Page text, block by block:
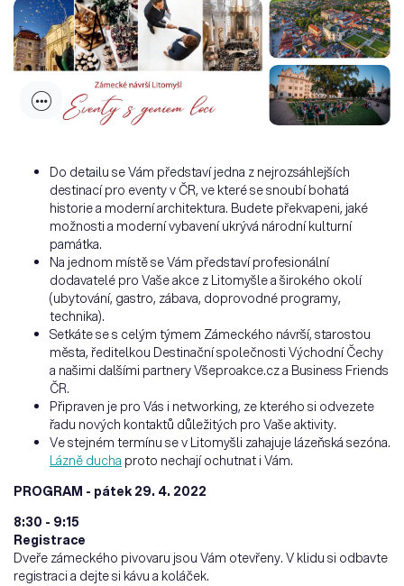
Do detailu se Vám představí jedna z nejrozsáhlejších
destinací pro eventy v ČR, ve které se snoubí bohatá
historie a moderní architektura. Budete překvapeni, jaké
možnosti a moderní vybavení ukrývá národní kulturní
památka.
Na jednom místě se Vám představí profesionální
dodavatelé pro Vaše akce z Litomyšle a širokého okolí
(ubytování, gastro, zábava, doprovodné programy,
technika).
Setkáte se s celým týmem Zámeckého návrší, starostou
města, ředitelkou Destinační společnosti Východní Čechy
a našimi dalšími partnery Všeproakce.cz a Business Friends
ČR.
Připraven je pro Vás i networking, ze kterého si odvezete
řadu nových kontaktů důležitých pro Vaše aktivity.
Ve stejném termínu se v Litomyšli zahajuje lázeňská sezóna.
Lázně ducha proto nechají ochutnat i Vám.
PROGRAM - pátek 29. 4. 2022
8:30 - 9:15
Registrace
Dveře zámeckého pivovaru jsou Vám otevřeny. V klidu si odbavte
registraci a dejte si kávu a koláček.